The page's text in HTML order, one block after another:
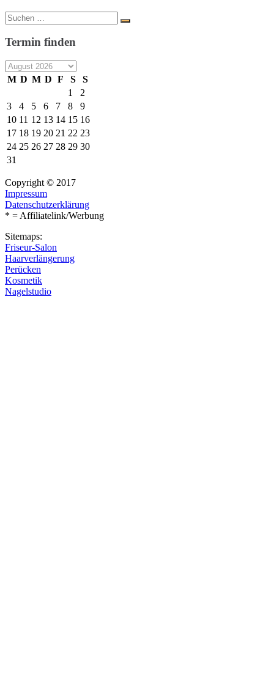
Suche
nach:
Suchen
Termin finden
M D M D F S
S
1
2
3
4 5 6 7 8
9
10 11 12 13 14 15 16
17 18 19 20 21 22 23
24 25 26 27 28 29 30
31
Copyright © 2017
Impressum
Datenschutzerklärung
* = Affiliatelink/Werbung
Sitemaps:
Friseur-Salon
Haarverlängerung
Perücken
Kosmetik
Nagelstudio